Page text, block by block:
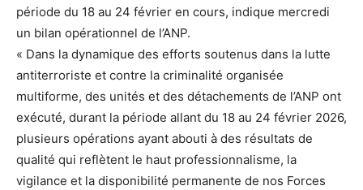
période du 18 au 24 février en cours, indique mercredi
un bilan opérationnel de l’ANP.
« Dans la dynamique des efforts soutenus dans la lutte
antiterroriste et contre la criminalité organisée
multiforme, des unités et des détachements de l’ANP ont
exécuté, durant la période allant du 18 au 24 février 2026,
plusieurs opérations ayant abouti à des résultats de
qualité qui reflètent le haut professionnalisme, la
vigilance et la disponibilité permanente de nos Forces